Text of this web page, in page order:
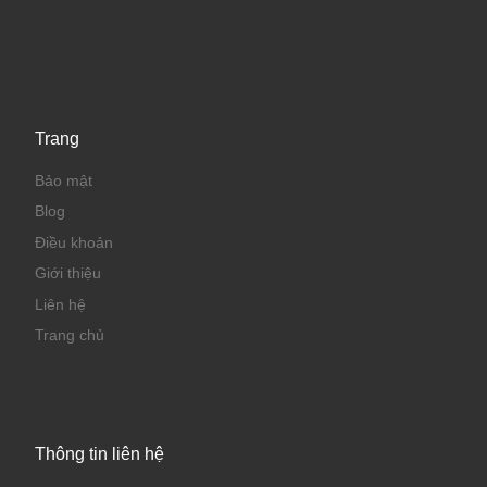
Trang
Bảo mật
Blog
Điều khoản
Giới thiệu
Liên hệ
Trang chủ
Thông tin liên hệ